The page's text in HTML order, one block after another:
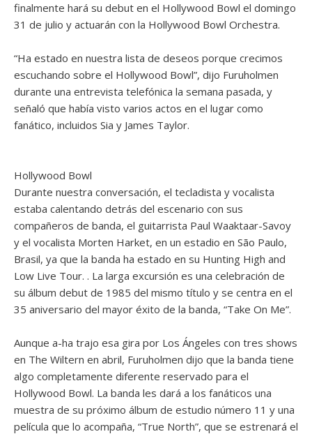
finalmente hará su debut en el Hollywood Bowl el domingo
31 de julio y actuarán con la Hollywood Bowl Orchestra.
“Ha estado en nuestra lista de deseos porque crecimos
escuchando sobre el Hollywood Bowl”, dijo Furuholmen
durante una entrevista telefónica la semana pasada, y
señaló que había visto varios actos en el lugar como
fanático, incluidos Sia y James Taylor.
Hollywood Bowl
Durante nuestra conversación, el tecladista y vocalista
estaba calentando detrás del escenario con sus
compañeros de banda, el guitarrista Paul Waaktaar-Savoy
y el vocalista Morten Harket, en un estadio en São Paulo,
Brasil, ya que la banda ha estado en su Hunting High and
Low Live Tour. . La larga excursión es una celebración de
su álbum debut de 1985 del mismo título y se centra en el
35 aniversario del mayor éxito de la banda, “Take On Me”.
Aunque a-ha trajo esa gira por Los Ángeles con tres shows
en The Wiltern en abril, Furuholmen dijo que la banda tiene
algo completamente diferente reservado para el
Hollywood Bowl. La banda les dará a los fanáticos una
muestra de su próximo álbum de estudio número 11 y una
película que lo acompaña, “True North”, que se estrenará el